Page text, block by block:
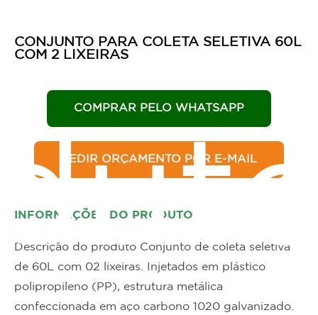
CONJUNTO PARA COLETA SELETIVA 60L
COM 2 LIXEIRAS
COMPRAR PELO WHATSAPP
PEDIR ORÇAMENTO POR E-MAIL
INFORMAÇÕES DO PRODUTO
Descrição do produto Conjunto de coleta seletiva
de 60L com 02 lixeiras. Injetados em plástico
polipropileno (PP), estrutura metálica
confeccionada em aço carbono 1020 galvanizado.